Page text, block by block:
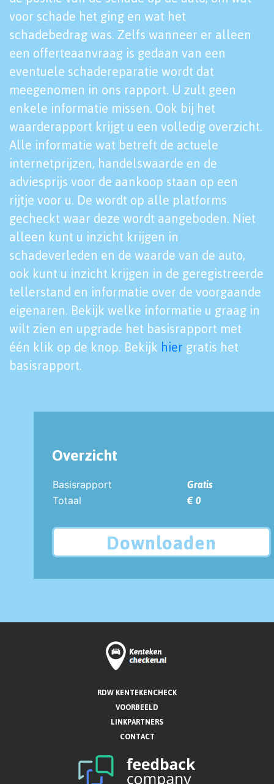
voor schade het ging en wat het
schadebedrag was. Zelfs wanneer er alleen
een offerteaanvraag is gedaan van een
eventuele schadereparatie wordt dat
meegenomen in ons rapport. U zult geen
enkele informatie missen. Ook bij het
waarderapport krijgt u een volledig overzicht.
Alle informatie wat betreft de actuele
internetprijzen, handelswaarde en de
adviesprijs voor de aankoop staan op een
rijtje voor u. De wordt op alle platforms
gecheckt waar deze wordt aangeboden. Niet
alleen kunt u inzicht krijgen in
schadeverleden en de waarde van de auto,
ook kunt u inzicht krijgen in de geregistreerde
tellerstand en informatie over de voorgaande
eigenaren. Bekijk welke informatie u graag in
wilt zien en upgrade het basisrapport met
één klik op de knop. Bekijk hier gratis het
basisrapport.
Overzicht
Basisrapport
Gratis
Totaal
€ 0
Downloaden
RDW KENTEKENCHECK
VOORBEELD
LINKPARTNERS
CONTACT